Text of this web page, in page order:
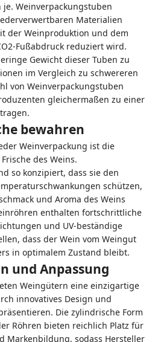
Weinverpackungstuben
Materialien
der Weinproduktion und dem
Fußabdruck reduziert wird.
Gewicht dieser Tuben zu
im Vergleich zu schwereren
von Weinverpackungstuben
gleichermaßen zu einer
bewahren
Weinverpackung ist die
des Weins.
so konzipiert, dass sie den
schützen,
und Aroma des Weins
enthalten fortschrittliche
und UV-beständige
dass der Wein vom Weingut
in optimalem Zustand bleibt.
und Anpassung
Weingütern eine einzigartige
innovatives Design und
Die zylindrische Form
Röhren bieten reichlich Platz für
Markenbildung, sodass Hersteller